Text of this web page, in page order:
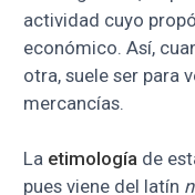
actividad cuyo
económico. Así,
otra, suele ser para
mercancías.
La etimología de
pues viene del latín